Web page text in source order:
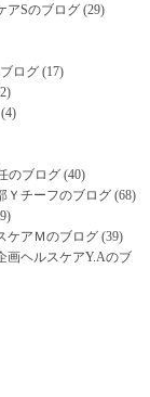
アSのブログ (29)
ログ (17)
(4)
のブログ (40)
Ｙチーフのブログ (68)
ケアＭのブログ (39)
画ヘルスケアY.Aのブ